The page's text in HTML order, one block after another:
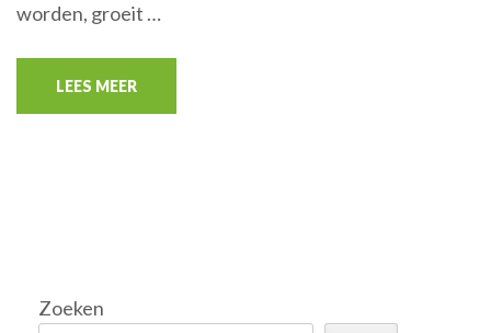
worden, groeit …
LEES MEER
Zoeken